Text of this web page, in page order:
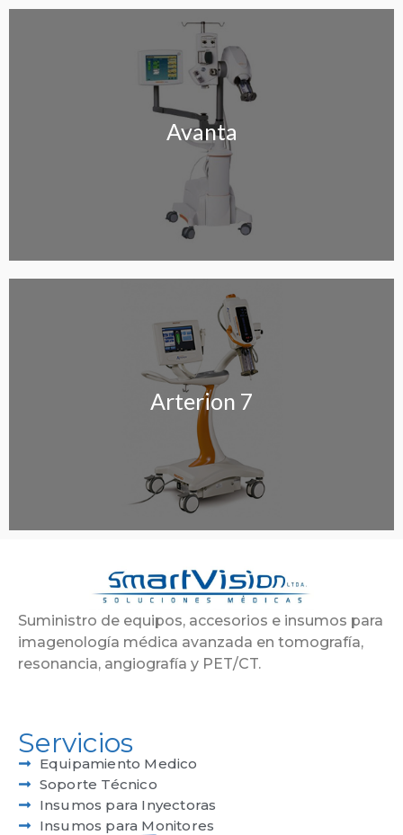
Avanta
Avanta
Arterion 7
Arterion 7
Suministro de equipos, accesorios e insumos para
imagenología médica avanzada en tomografía,
resonancia, angiografía y PET/CT.
Servicios
Equipamiento Medico
Soporte Técnico
Insumos para Inyectoras
Insumos para Monitores